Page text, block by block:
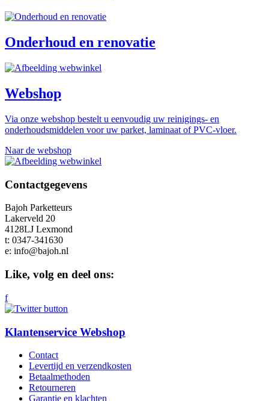
Onderhoud en renovatie
Webshop
Via onze webshop bestelt u eenvoudig uw reinigings- en
onderhoudsmiddelen voor uw parket, laminaat of PVC-vloer.
Naar de webshop
Contactgegevens
Bajoh Parketteurs
Lakerveld 20
4128LJ Lexmond
t: 0347-341630
e: info@bajoh.nl
Like, volg en deel ons:
f
Klantenservice Webshop
Contact
Levertijd en verzendkosten
Betaalmethoden
Retourneren
Garantie en klachten